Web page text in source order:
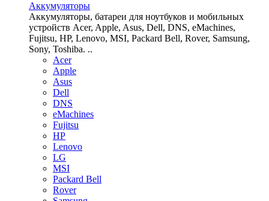
Аккумуляторы
Аккумуляторы, батареи для ноутбуков и мобильных
устройств Acer, Apple, Asus, Dell, DNS, eMachines,
Fujitsu, HP, Lenovo, MSI, Packard Bell, Rover, Samsung,
Sony, Toshiba. ..
Acer
Apple
Asus
Dell
DNS
eMachines
Fujitsu
HP
Lenovo
LG
MSI
Packard Bell
Rover